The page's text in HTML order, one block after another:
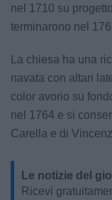
nel 1710 su
terminarono nel
La chiesa ha una
navata con altari
color avorio su
nel 1764 e si
Carella e di
Le notizie del
Ricevi